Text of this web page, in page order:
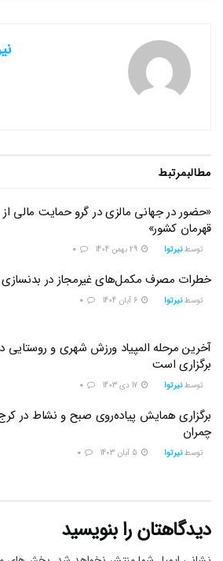
مطالبمرتبط
«حضور در جهانی مالزی در گرو حمایت مالی از
قهرمان کشور»
توسط نیرتوا
خطرات مصرف مکمل‌های غیرمجاز در بدنسازی
توسط نیرتوا
آخرین مرحله المپیاد ورزش شهری و روستایی
برگزاری است
توسط نیرتوا
برگزاری همایش پیاده‌روی صبح و نشاط در
چمران
توسط نیرتوا
دیدگاهتان را بنویسید